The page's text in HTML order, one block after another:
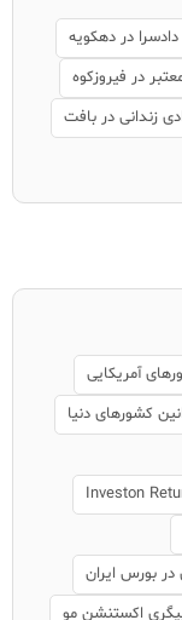
در دهکویه
در فیروزکوه
زندانی در بافت
آمریکایی
کشورهای دنیا
Investon
بورس ایران
اکستنشن مو